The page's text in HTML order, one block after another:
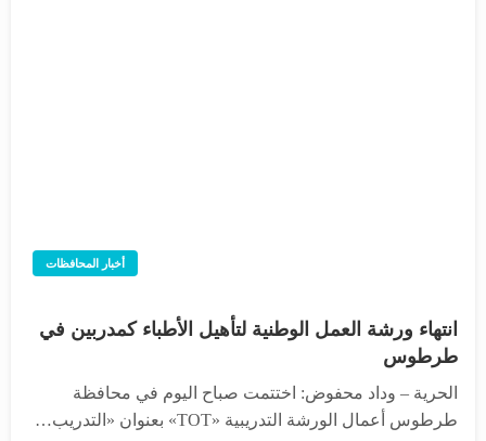
أخبار المحافظات
انتهاء ورشة العمل الوطنية لتأهيل الأطباء كمدربين في
طرطوس
الحرية – وداد محفوض: اختتمت صباح اليوم في محافظة
طرطوس أعمال الورشة التدريبية «TOT» بعنوان «التدريب…